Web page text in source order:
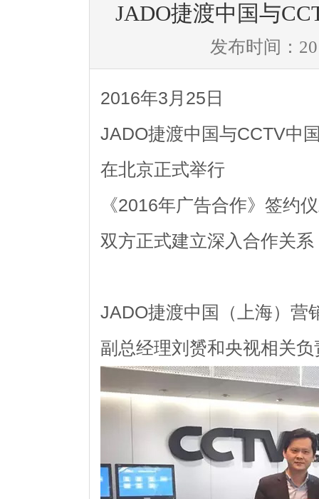
JADO捷渡中国与
发布时间：
2016年3月25日
JADO捷渡中国与CCTV中
在北京正式举行
《2016年广告合作》签约
双方正式建立深入合作关系
JADO捷渡中国（上海）营
副总经理刘赟和央视相关